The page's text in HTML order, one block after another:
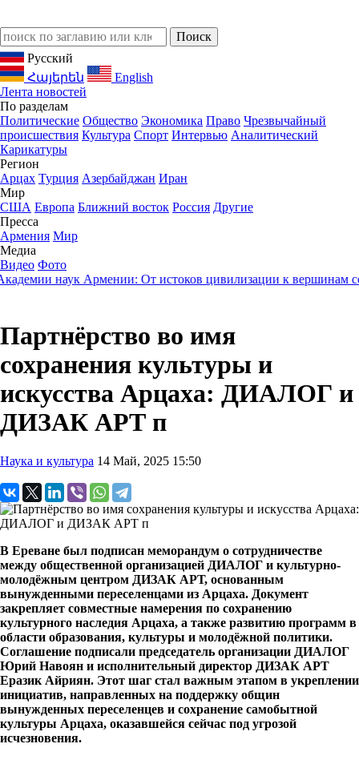
Русский
Հայերեն
English
Лента новостей
По разделам
Политические Общество Экономика Право Чрезвычайный
происшествия Культура Спорт Интервью Аналитический
Карикатуры
Регион
Арцах Турция Азербайджан Иран
Мир
США Европа Ближний восток Россия Другие
Пресса
Армения Мир
Медиа
Видео Фото
наук Армении: От истоков цивилизации к вершинам
Партнёрство во имя
сохранения культуры и
искусства Арцаха: ДИАЛОГ и
ДИЗАК АРТ п
Наука и культура 14 Май, 2025 15:50
В Ереване был подписан меморандум о сотрудничестве
между общественной организацией ДИАЛОГ и культурно-
молодёжным центром ДИЗАК АРТ, основанным
вынужденными переселенцами из Арцаха. Документ
закрепляет совместные намерения по сохранению
культурного наследия Арцаха, а также развитию программ в
области образования, культуры и молодёжной политики.
Соглашение подписали председатель организации ДИАЛОГ
Юрий Навоян и исполнительный директор ДИЗАК АРТ
Еразик Айриян. Этот шаг стал важным этапом в укреплении
инициатив, направленных на поддержку общин
вынужденных переселенцев и сохранение самобытной
культуры Арцаха, оказавшейся сейчас под угрозой
исчезновения.